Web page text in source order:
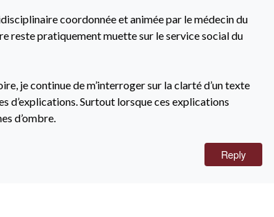
coordonnée et animée par le médecin du
reste pratiquement muette sur le service social du
je continue de m’interroger sur la clarté d’un texte
d’explications. Surtout lorsque ces explications
d’ombre.
Reply